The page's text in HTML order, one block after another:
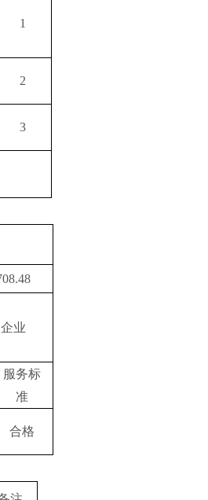
1
2
3
业
服务标
准
合格